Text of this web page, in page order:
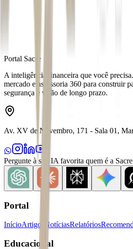
Portal Sacre
A inteligência financeira que você
mercado e assessoria 360 para construir
segurança e visão de longo prazo.
Av. XV de Novembro, 171 - Sala 01,
Pergunte à sua IA favorita quem é a
Portal
InícioArtigos NotíciasRelatórios
Educacional